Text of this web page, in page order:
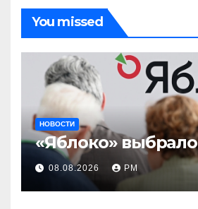
You missed
НОВОСТИ
«Яблоко» выбрало
08.08.2026 РМ